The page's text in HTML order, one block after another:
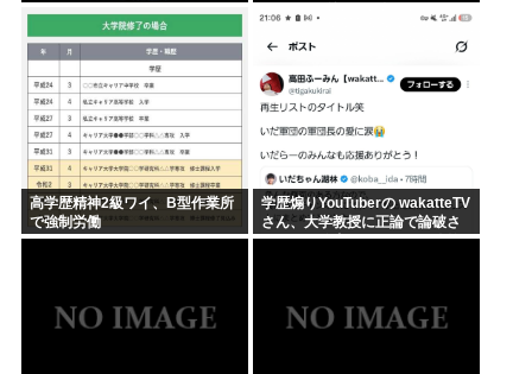
高学歴精神2級ワイ、B型作業所
で強制労働
学歴煽りYouTuberの wakatteTV
さん、大学教授に正論で論破さ
れたので信者ファンネルに冷笑